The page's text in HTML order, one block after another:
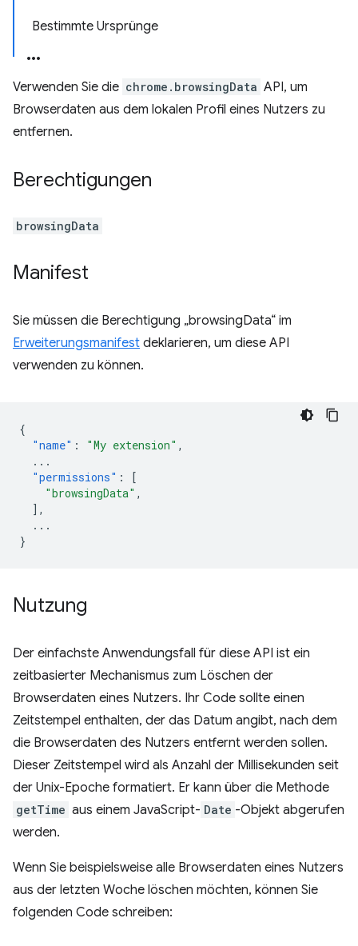
Bestimmte Ursprünge
Verwenden Sie die chrome.browsingData API, um
Browserdaten aus dem lokalen Profil eines Nutzers zu
entfernen.
Berechtigungen
browsingData
Manifest
Sie müssen die Berechtigung „browsingData“ im
Erweiterungsmanifest deklarieren, um diese API
verwenden zu können.
{
"name" : "My extension" ,
...
"permissions" :
[
"browsingData" ,
],
...
}
Nutzung
Der einfachste Anwendungsfall für diese API ist ein
zeitbasierter Mechanismus zum Löschen der
Browserdaten eines Nutzers. Ihr Code sollte einen
Zeitstempel enthalten, der das Datum angibt, nach dem
die Browserdaten des Nutzers entfernt werden sollen.
Dieser Zeitstempel wird als Anzahl der Millisekunden seit
der Unix-Epoche formatiert. Er kann über die Methode
getTime aus einem JavaScript- Date -Objekt abgerufen
werden.
Wenn Sie beispielsweise alle Browserdaten eines Nutzers
aus der letzten Woche löschen möchten, können Sie
folgenden Code schreiben: